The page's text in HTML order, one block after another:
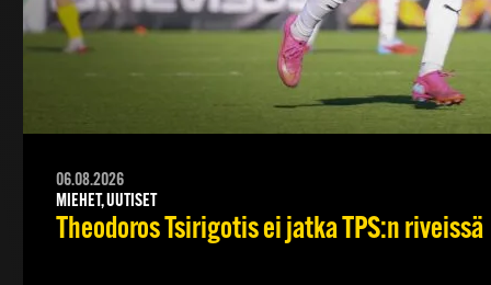
06.08.2026
MIEHET, UUTISET
Theodoros Tsirigotis ei jatka TPS:n riveissä